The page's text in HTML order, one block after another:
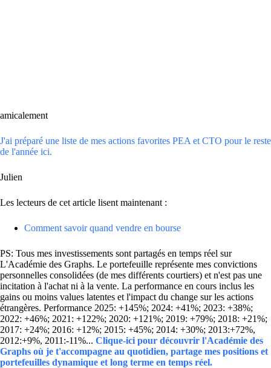
amicalement
J'ai préparé une liste de mes actions favorites PEA et CTO pour le reste
de l'année ici.
Julien
Les lecteurs de cet article lisent maintenant :
Comment savoir quand vendre en bourse
PS: Tous mes investissements sont partagés en temps réel sur
L'Académie des Graphs. Le portefeuille représente mes convictions
personnelles consolidées (de mes différents courtiers) et n'est pas une
incitation à l'achat ni à la vente. La performance en cours inclus les
gains ou moins values latentes et l'impact du change sur les actions
étrangères. Performance 2025: +145%; 2024: +41%; 2023: +38%;
2022: +46%; 2021: +122%; 2020: +121%; 2019: +79%; 2018: +21%;
2017: +24%; 2016: +12%; 2015: +45%; 2014: +30%; 2013:+72%,
2012:+9%, 2011:-11%... Clique-ici pour découvrir l'Académie des
Graphs où je t'accompagne au quotidien, partage mes positions et
portefeuilles dynamique et long terme en temps réel.